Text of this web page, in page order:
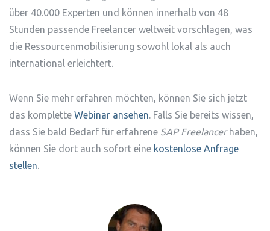
über 40.000 Experten und können innerhalb von 48
Stunden passende Freelancer weltweit vorschlagen, was
die Ressourcenmobilisierung sowohl lokal als auch
international erleichtert.
Wenn Sie mehr erfahren möchten, können Sie sich jetzt
das komplette Webinar ansehen. Falls Sie bereits wissen,
dass Sie bald Bedarf für erfahrene SAP Freelancerhaben,
können Sie dort auch sofort eine kostenlose Anfrage
stellen.